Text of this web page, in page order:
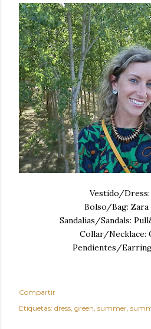
Vestido/Dress:
Bolso/Bag: Zara
Sandalias/Sandals:
Collar/Necklace:
Pendientes/
Compartir
Etiquetas: dress green summer